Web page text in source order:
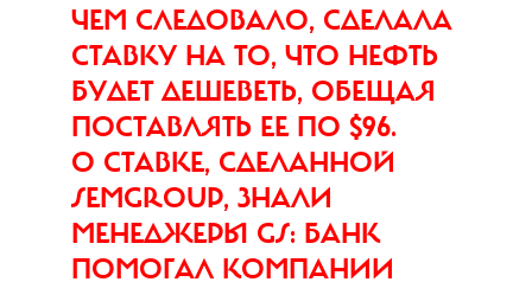
ЧЕМ СЛЕДОВАЛО, СДЕЛАЛА
СТАВКУ НА ТО, ЧТО НЕФТЬ
БУДЕТ ДЕШЕВЕТЬ, ОБЕЩАЯ
ПОСТАВЛЯТЬ ЕЕ ПО $96.
О СТАВКЕ, СДЕЛАННОЙ
SEMGROUP, ЗНАЛИ
МЕНЕДЖЕРЫ GS: БАНК
ПОМОГАЛ КОМПАНИИ